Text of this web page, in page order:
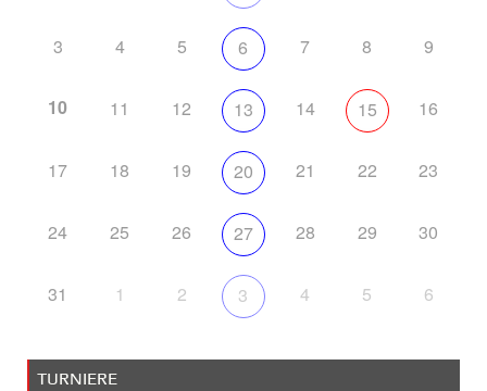
3 4 5 6 7 8 9
10 11 12 13 14 15 16
17 18 19 20 21 22 23
24 25 26 27 28 29 30
31 1 2 3 4 5 6
TURNIERE